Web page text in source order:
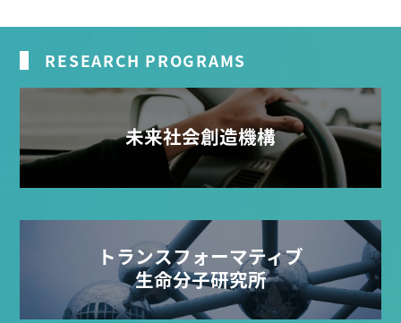
RESEARCH PROGRAMS
未来社会創造機構
トランスフォーマティブ
生命分子研究所